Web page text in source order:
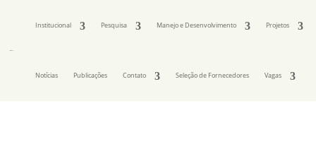
Institucional Pesquisa Manejo e Desenvolvimento Projetos
Notícias Publicações Contato Seleção de Fornecedores Vagas